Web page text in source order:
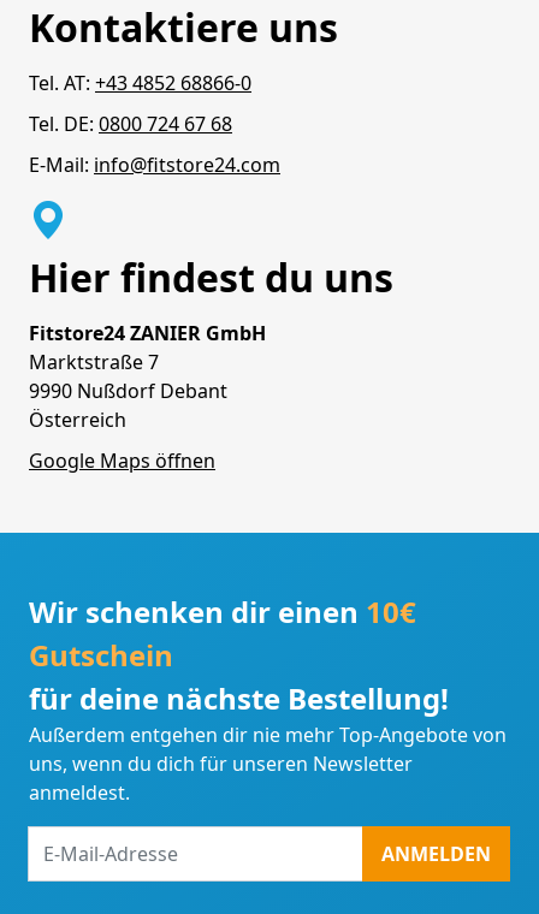
Kontaktiere uns
Tel. AT: +43 4852 68866-0
Tel. DE: 0800 724 67 68
E-Mail: info@fitstore24.com
Hier findest du uns
Fitstore24 ZANIER GmbH
Marktstraße 7
9990 Nußdorf Debant
Österreich
Google Maps öffnen
Wir schenken dir einen 10€
Gutschein
für deine nächste Bestellung!
Außerdem entgehen dir nie mehr Top-Angebote von
uns, wenn du dich für unseren Newsletter
anmeldest.
Mail-
ANMELDEN